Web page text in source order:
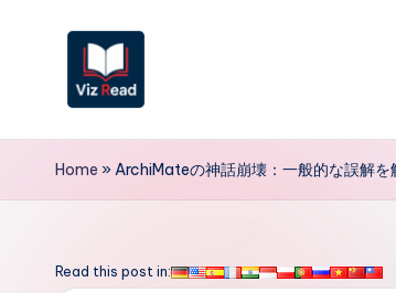
V
iz
e
Home »ArchiMateの神話崩壊：一般的な誤解を
Read this post in: